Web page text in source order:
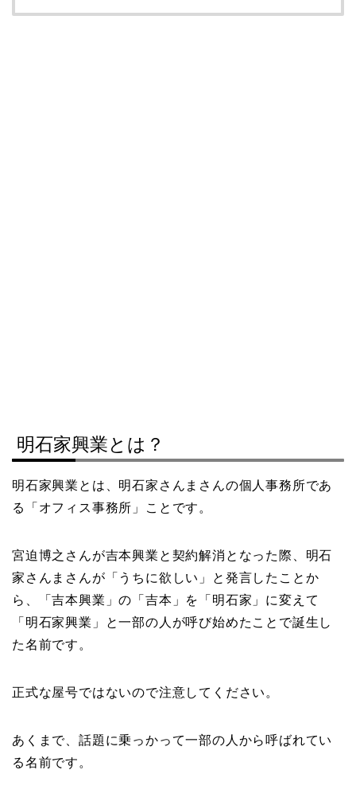
明石家興業とは？
明石家興業とは、明石家さんまさんの個人事務所であ
る「オフィス事務所」ことです。
宮迫博之さんが吉本興業と契約解消となった際、明石
家さんまさんが「うちに欲しい」と発言したことか
ら、「吉本興業」の「吉本」を「明石家」に変えて
「明石家興業」と一部の人が呼び始めたことで誕生し
た名前です。
正式な屋号ではないので注意してください。
あくまで、話題に乗っかって一部の人から呼ばれてい
る名前です。